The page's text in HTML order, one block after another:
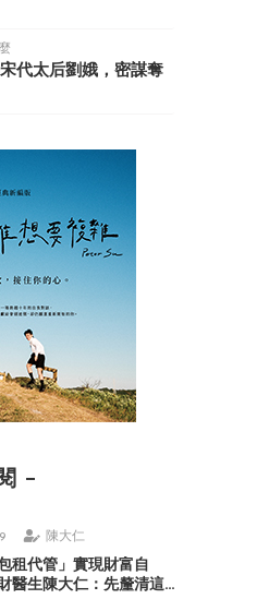
代太后劉娥，密謀奪
陳大仁
租代管」實現財富自
醫生陳大仁：先釐清這